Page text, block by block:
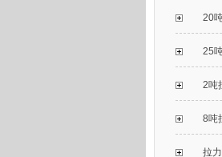
20
25
2吨
8吨
拉